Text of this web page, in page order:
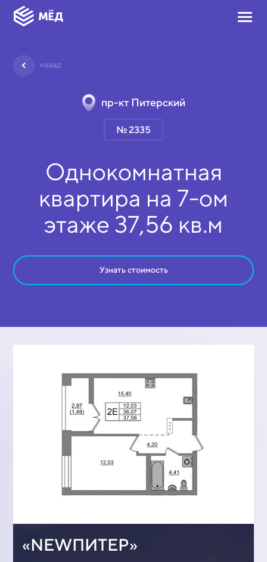
назад
пр-кт Питерский
№ 2335
Однокомнатная
квартира на 7-ом
этаже 37,56 кв.м
Узнать стоимость
«NEWПИТЕР»